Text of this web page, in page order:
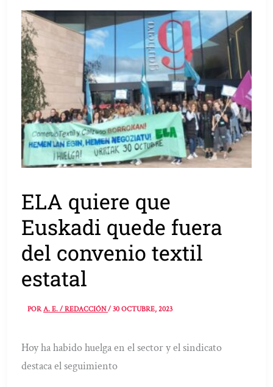
ELA quiere que
Euskadi quede fuera
del convenio textil
estatal
PORA. E. / REDACCIÓN/30 OCTUBRE, 2023
Hoy ha habido huelga en el sector y el sindicato
destaca el seguimiento